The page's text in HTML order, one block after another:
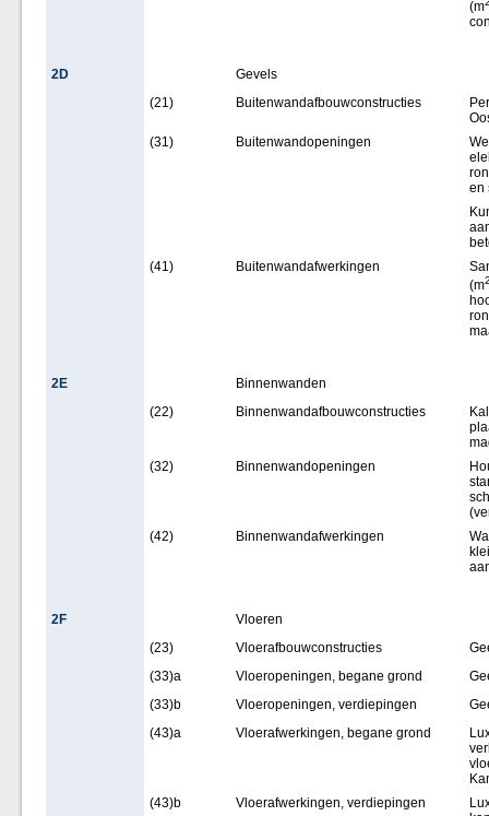
(m
2D
Gevels
(21)
Buitenwandafbouwconstructies
(31)
Buitenwandopeningen
en
(41)
Buitenwandafwerkingen
(m
2E
Binnenwanden
(22)
Binnenwandafbouwconstructies
(32)
Binnenwandopeningen
(42)
Binnenwandafwerkingen
2F
Vloeren
(23)
Vloerafbouwconstructies
(33)a
Vloeropeningen, begane grond
(33)b
Vloeropeningen, verdiepingen
(43)a
Vloerafwerkingen, begane grond
(43)b
Vloerafwerkingen, verdiepingen